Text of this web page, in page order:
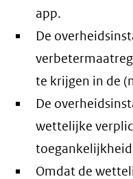
app.
De
te krijgen in de
De
wettelijke
Omdat de